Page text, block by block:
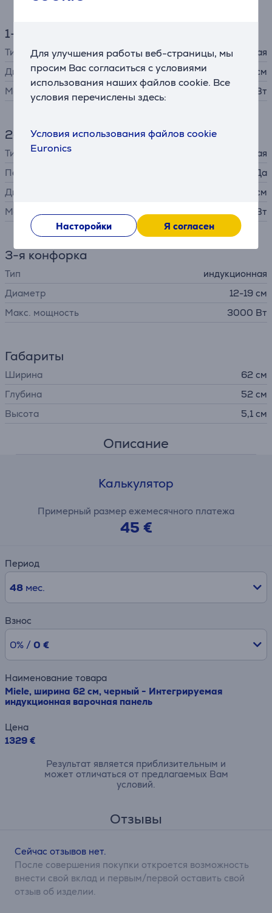
Для улучшения работы веб-страницы, мы
просим Вас согласиться с условиями
использования наших файлов cookie. Все
условия перечислены здесь:
Условия использования файлов cookie
Euronics
Насторойки Я согласен
1-я конфорка
Тип
индукционная
Диаметр
10-16 см
Макс. мощность
2200 Вт
2-я конфорка
Тип
индукционная
Переменного размера
Да
Диаметр
23 x 39 см
Макс. мощность
7360 Вт
3-я конфорка
Тип
индукционная
Диаметр
12-19 см
Макс. мощность
3000 Вт
Габариты
Ширина
62 см
Глубина
52 см
Высота
5,1 см
Описание
Калькулятор
Примерный размер ежемесячного платежа
45 €
Период
48мес.
Взнос
0% / 0 €
Наименование товара
Miele, ширина 62 см, черный - Интегрируемая
индукционная варочная панель
Цена
1329 €
Результат является приблизительным и
может отличаться от предлагаемых Вам
условий.
Отзывы
Сейчас отзывов нет.
После совершения покупки откроется возможность
внести свой вклад и первым/первой оставить свой
отзыв об изделии.